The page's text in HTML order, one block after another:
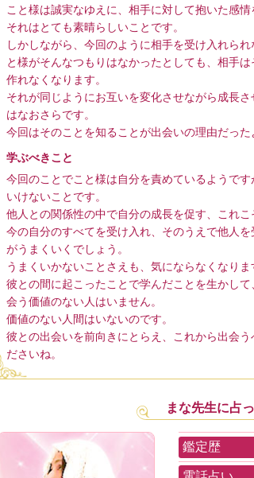
こと様は誠実なゆえに、相手に対して抱いた感
それはとても素晴らしいことです。
しかしながら、今回のように相手を受け入れら
と様がそんなつもりはなかったとしても、相手
作れなくなります。
それが同じようにお互いを変化させながら成長
はなおさらです。
今回はそのことを知ることが出会いの理由だった
学ぶべきこと
今回のことでこと様は自分を責めているようで
いけないことです。
他人との関係性の中で自分の成長を促す、これこ
今の自分のすべてを受け入れ、そのうえで他人
がうまくいくでしょう。
うまくいかないことさえも、気にならなくなりま
彼との間に起こったことで学んだことを生かして
会う価値のない人はいません。
価値のない人間はいないのです。
彼との出会いを前向きにとらえ、これから出会
ださいね。
まな先生に占
鑑定歴